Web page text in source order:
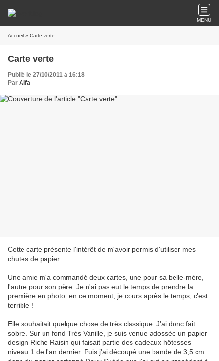
MENU
Accueil » Carte verte
Carte verte
Publié le 27/10/2011 à 16:18
Par Alfa
Cette carte présente l'intérêt de m'avoir permis d'utiliser mes
chutes de papier.
Une amie m'a commandé deux cartes, une pour sa belle-mère,
l'autre pour son père. Je n'ai pas eut le temps de prendre la
première en photo, en ce moment, je cours après le temps, c'est
terrible !
Elle souhaitait quelque chose de très classique. J'ai donc fait
sobre. Sur un fond Très Vanille, je suis venue adossée un papier
design Riche Raisin qui faisait partie des cadeaux hôtesses
niveau 1 de l'an dernier. Puis j'ai découpé une bande de 3,5 cm